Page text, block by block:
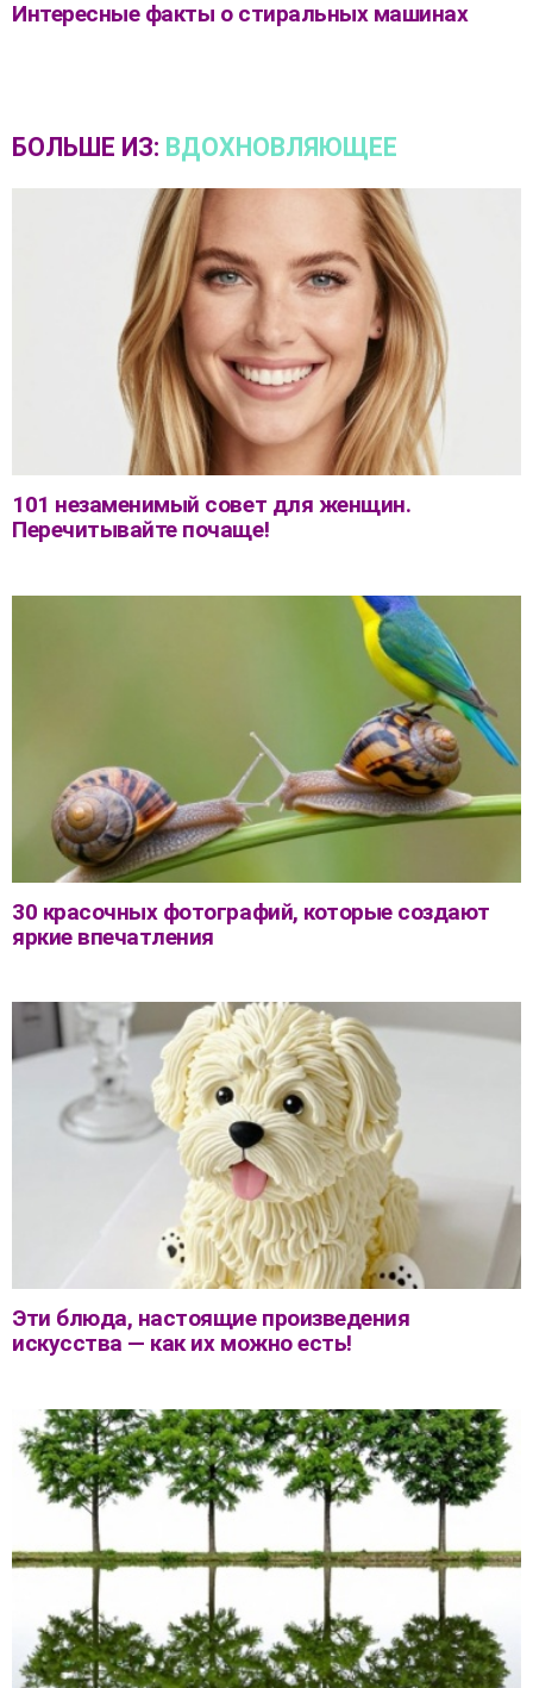
Интересные факты о стиральных машинах
БОЛЬШЕ ИЗ: ВДОХНОВЛЯЮЩЕЕ
101 незаменимый совет для женщин.
Перечитывайте почаще!
30 красочных фотографий, которые создают
яркие впечатления
Эти блюда, настоящие произведения
искусства — как их можно есть!